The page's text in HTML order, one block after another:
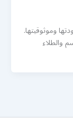
وموثوقيتها.
والطلاء